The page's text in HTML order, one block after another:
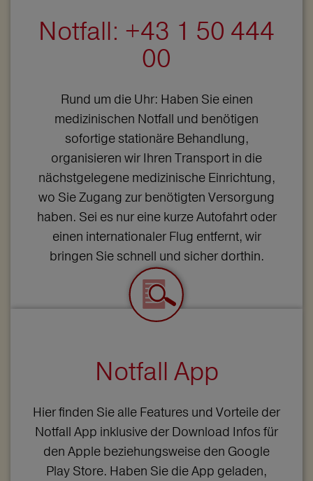
Notfall: +43 1 50 444
00
Rund um die Uhr: Haben Sie einen
medizinischen Notfall und benötigen
sofortige stationäre Behandlung,
organisieren wir Ihren Transport in die
nächstgelegene medizinische Einrichtung,
wo Sie Zugang zur benötigten Versorgung
haben. Sei es nur eine kurze Autofahrt oder
einen internationaler Flug entfernt, wir
bringen Sie schnell und sicher dorthin.
Notfall App
Hier finden Sie alle Features und Vorteile der
Notfall App inklusive der Download Infos für
den Apple beziehungsweise den Google
Play Store. Haben Sie die App geladen,